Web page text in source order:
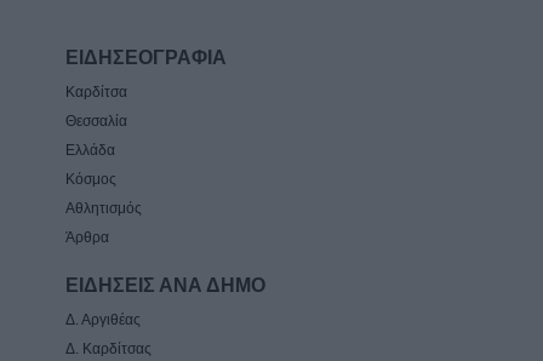
ΕΙΔΗΣΕΟΓΡΑΦΙΑ
Καρδίτσα
Θεσσαλία
Ελλάδα
Κόσμος
Αθλητισμός
Άρθρα
ΕΙΔΗΣΕΙΣ ΑΝΑ ΔΗΜΟ
Δ. Αργιθέας
Δ. Καρδίτσας